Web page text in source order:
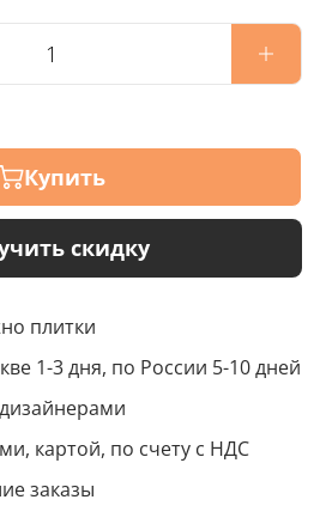
Купить
скидку
плитки
1-3 дня, по России 5-10 дней
картой, по счету с НДС
заказы